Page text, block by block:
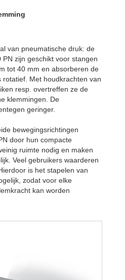
van pneumatische druk: de
PN zijn geschikt voor stangen
tot 40 mm en absorberen de
rotatief. Met houdkrachten van
resp. overtreffen ze de
klemmingen. De
geringer.
bewegingsrichtingen
door hun compacte
ruimte nodig en maken
Veel gebruikers waarderen
is het stapelen van
zodat voor elke
kan worden